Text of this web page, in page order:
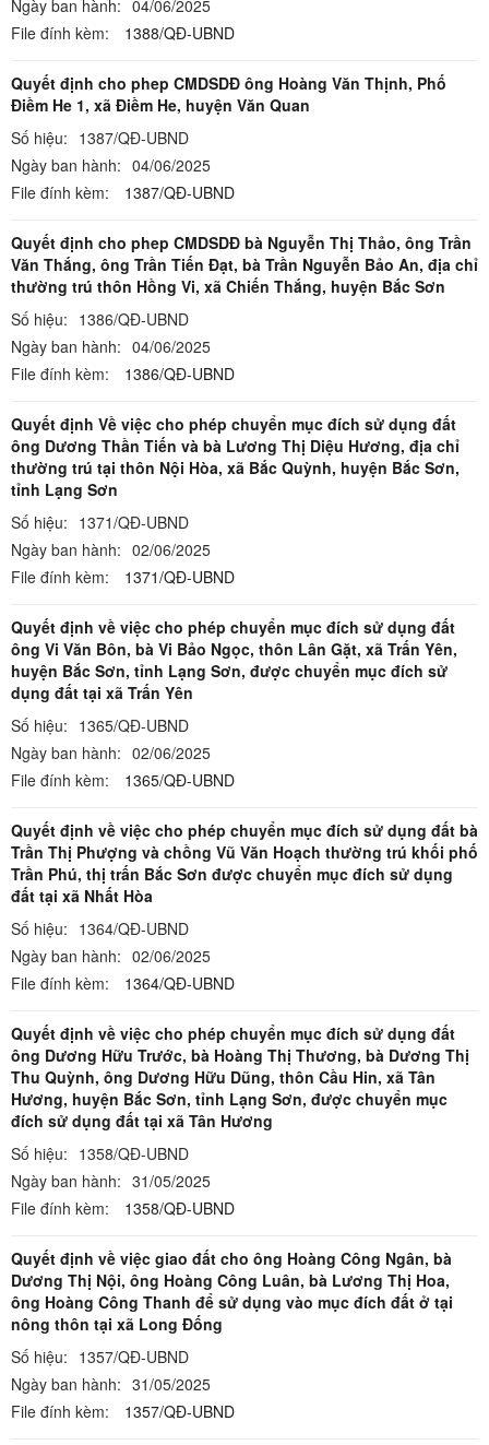
Ngày ban hành: 04/06/2025
File đính kèm:
1388/QĐ-UBND
Quyết định cho phep CMDSDĐ ông Hoàng Văn Thịnh, Phố
Điềm He 1, xã Điềm He, huyện Văn Quan
Số hiệu: 1387/QĐ-UBND
Ngày ban hành: 04/06/2025
File đính kèm:
1387/QĐ-UBND
Quyết định cho phep CMDSDĐ bà Nguyễn Thị Thảo, ông Trần
Văn Thắng, ông Trần Tiến Đạt, bà Trần Nguyễn Bảo An, địa chỉ
thường trú thôn Hồng Vi, xã Chiến Thắng, huyện Bắc Sơn
Số hiệu: 1386/QĐ-UBND
Ngày ban hành: 04/06/2025
File đính kèm:
1386/QĐ-UBND
Quyết định Về việc cho phép chuyển mục đích sử dụng đất
ông Dương Thần Tiến và bà Lương Thị Diệu Hương, địa chỉ
thường trú tại thôn Nội Hòa, xã Bắc Quỳnh, huyện Bắc Sơn,
tỉnh Lạng Sơn
Số hiệu: 1371/QĐ-UBND
Ngày ban hành: 02/06/2025
File đính kèm:
1371/QĐ-UBND
Quyết định về việc cho phép chuyển mục đích sử dụng đất
ông Vi Văn Bôn, bà Vi Bảo Ngọc, thôn Lân Gặt, xã Trấn Yên,
huyện Bắc Sơn, tỉnh Lạng Sơn, được chuyển mục đích sử
dụng đất tại xã Trấn Yên
Số hiệu: 1365/QĐ-UBND
Ngày ban hành: 02/06/2025
File đính kèm:
1365/QĐ-UBND
Quyết định về việc cho phép chuyển mục đích sử dụng đất bà
Trần Thị Phượng và chồng Vũ Văn Hoạch thường trú khối phố
Trần Phú, thị trấn Bắc Sơn được chuyển mục đích sử dụng
đất tại xã Nhất Hòa
Số hiệu: 1364/QĐ-UBND
Ngày ban hành: 02/06/2025
File đính kèm:
1364/QĐ-UBND
Quyết định về việc cho phép chuyển mục đích sử dụng đất
ông Dương Hữu Trước, bà Hoàng Thị Thương, bà Dương Thị
Thu Quỳnh, ông Dương Hữu Dũng, thôn Cầu Hin, xã Tân
Hương, huyện Bắc Sơn, tỉnh Lạng Sơn, được chuyển mục
đích sử dụng đất tại xã Tân Hương
Số hiệu: 1358/QĐ-UBND
Ngày ban hành: 31/05/2025
File đính kèm:
1358/QĐ-UBND
Quyết định về việc giao đất cho ông Hoàng Công Ngân, bà
Dương Thị Nội, ông Hoàng Công Luân, bà Lương Thị Hoa,
ông Hoàng Công Thanh để sử dụng vào mục đích đất ở tại
nông thôn tại xã Long Đống
Số hiệu: 1357/QĐ-UBND
Ngày ban hành: 31/05/2025
File đính kèm:
1357/QĐ-UBND